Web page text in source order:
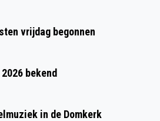
vrijdag begonnen
bekend
in de Domkerk